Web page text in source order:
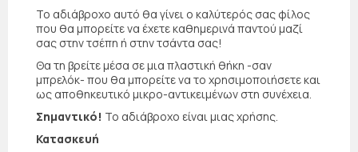
Το αδιάβροχο αυτό θα γίνει ο καλύτερός σας φίλος
που θα μπορείτε να έχετε καθημερινά παντού μαζί
σας στην τσέπη ή στην τσάντα σας!
Θα τη βρείτε μέσα σε μια πλαστική θήκη -σαν
μπρελόκ- που θα μπορείτε να το χρησιμοποιήσετε και
ως αποθηκευτικό μικρο-αντικειμένων στη συνέχεια.
Σημαντικό! Το αδιάβροχο είναι μιας χρήσης.
Κατασκευή